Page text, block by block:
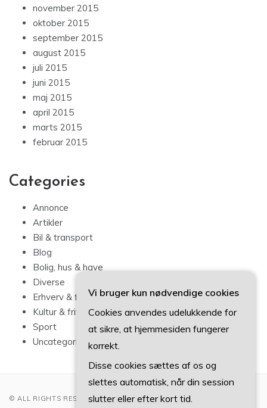
november 2015
oktober 2015
september 2015
august 2015
juli 2015
juni 2015
maj 2015
april 2015
marts 2015
februar 2015
Categories
Annonce
Artikler
Bil & transport
Blog
Bolig, hus & have
Diverse
Erhverv & forbrug
Kultur & fritid
Sport
Uncategorized
© ALL RIGHTS RESERVED 2022
Vi bruger kun nødvendige cookies
Cookies anvendes udelukkende for
at sikre, at hjemmesiden fungerer
korrekt.
Disse cookies sættes af os og
slettes automatisk, når din session
slutter eller efter kort tid.